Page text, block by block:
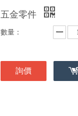
五金零件
數量：
詢價